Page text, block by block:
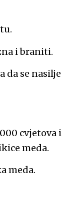
i braniti.
da se nasilje
cvjetova i
meda.
meda.